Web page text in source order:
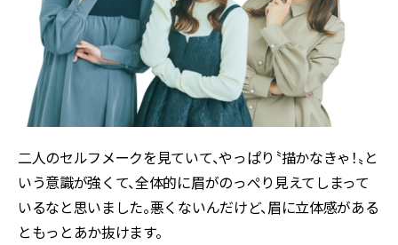
二人のセルフメークを見ていて、やっぱり〝描かなきゃ！〟と
いう意識が強くて、全体的に眉がのっぺり見えてしまって
いるなと思いました。悪くないんだけど、眉に立体感がある
ともっとあか抜けます。